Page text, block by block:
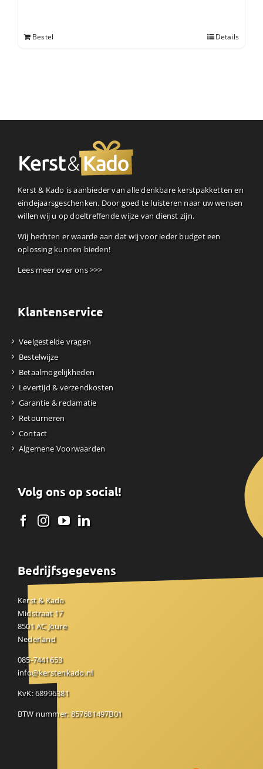
Bestel Details
Kerst & Kado is aanbieder van alle denkbare kerstpakketten en
eindejaarsgeschenken. Door goed te luisteren naar uw wensen
willen wij u op doeltreffende wijze van dienst zijn.
Wij hechten er waarde aan dat wij voor ieder budget een
oplossing kunnen bieden!
Lees meer over ons >>>
Klantenservice
Veelgestelde vragen
Bestelwijze
Betaalmogelijkheden
Levertijd & verzendkosten
Garantie & reclamatie
Retourneren
Contact
Algemene Voorwaarden
Volg ons op social!
Bedrijfsgegevens
Kerst & Kado
Midstraat 17
8501 AC Joure
Nederland
085-7441653
info@kerstenkado.nl
KvK: 68996381
BTW nummer: 857681497B01